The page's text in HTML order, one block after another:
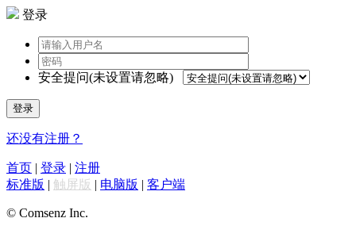
登录
安全提问(未设置请忽略)
登录
还没有注册？
首页 | 登录 | 注册
标准版 | 触屏版 | 电脑版 | 客户端
© Comsenz Inc.